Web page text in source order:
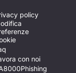
policy
con noi
Phishing